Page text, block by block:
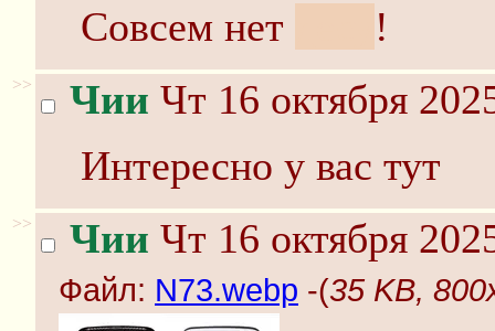
Совсем нет
!
>> Чии Чт 16 октября
Интересно у вас тут
>> Чии Чт 16 октября
Файл: N73.webp -(35 KB,